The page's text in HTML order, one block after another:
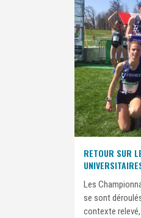
RETOUR SUR
Les
se sont
contexte